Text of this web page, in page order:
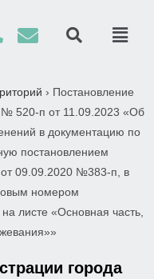
› Постановление
№ 520-п от 11.09.2023 «Об
в документацию по
постановлением
09.09.2020 №383-п, в
номером
листе «Основная часть,
города